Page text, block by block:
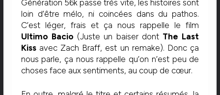
Génération 56k passe très vite, les histoires sont
loin d’être mélo, ni coincées dans du pathos.
C’est léger, frais et ça nous rappelle le film
Ultimo Bacio (Juste un baiser dont The Last
Kissavec Zach Braff, est un remake). Donc ça
nous parle, ça nous rappelle qu’on n’est peu de
choses face aux sentiments, au coup de cœur.